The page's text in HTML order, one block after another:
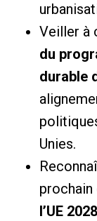
Veiller à
du
durable
Unies.
prochain
l’UE